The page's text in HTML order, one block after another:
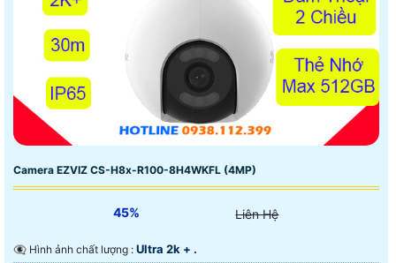
Camera EZVIZ CS-H8x-R100-8H4WKFL (4MP)
45% Liên Hệ
👁️‍🗨 Hình ảnh chất lượng : Ultra 2k + .